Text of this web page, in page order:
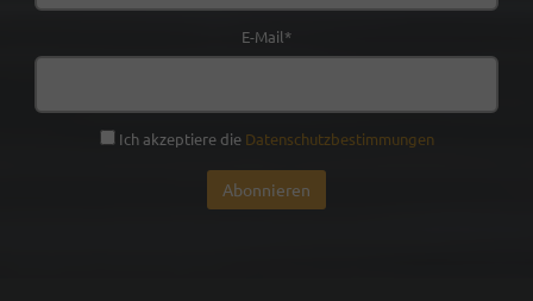
E-Mail*
Ich akzeptiere die Datenschutzbestimmungen